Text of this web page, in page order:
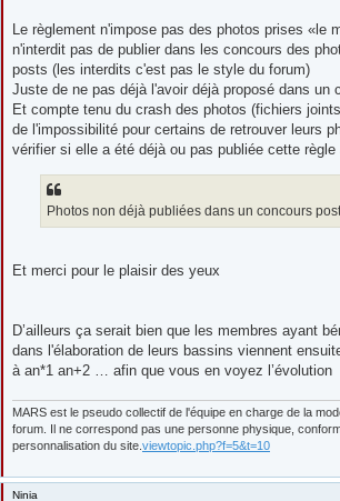
g
Le règlement n'impose pas des photos prises «le
n'interdit pas de publier dans les concours des
posts (les interdits c'est pas le style du forum)
Juste de ne pas déjà l'avoir déjà proposé dans un
Et compte tenu du crash des photos (fichiers
de l'impossibilité pour certains de retrouver leurs
vérifier si elle a été déjà ou pas publiée cette règle
Photos non déjà publiées dans un concours
Et merci pour le plaisir des yeux
D’ailleurs ça serait bien que les membres ayant
dans l'élaboration de leurs bassins viennent
à an*1 an+2 … afin que vous en voyez l’évolution
MARS est le pseudo collectif de l'équipe en charge de la
forum. Il ne correspond pas une personne physique,
personnalisation du site. viewtopic.php?f=5&t=10
Ninia